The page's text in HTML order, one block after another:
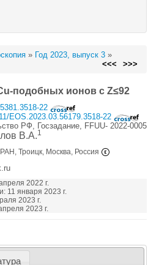
» Год 2023, выпуск 3 »
<<< >>>
подобных ионов с Z≤92
22
EOS.2023.03.56179.3518-22
РФ, Госзадание, FFUU- 2022-0005
В.А.1
Троицк, Москва, Россия
2022 г.
11 января 2023 г.
2023 г.
2023 г.